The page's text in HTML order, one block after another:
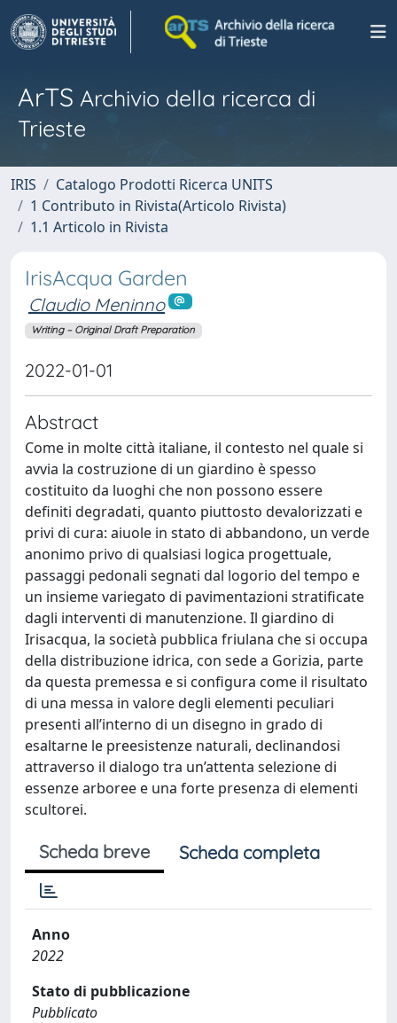
ArTS Archivio della ricerca di
Trieste
IRIS
Catalogo Prodotti Ricerca UNITS
1 Contributo in Rivista(Articolo Rivista)
1.1 Articolo in Rivista
IrisAcqua Garden
Claudio Meninno
Writing – Original Draft Preparation
2022-01-01
Abstract
Come in molte città italiane, il contesto nel quale si
avvia la costruzione di un giardino è spesso
costituito da luoghi che non possono essere
definiti degradati, quanto piuttosto devalorizzati e
privi di cura: aiuole in stato di abbandono, un verde
anonimo privo di qualsiasi logica progettuale,
passaggi pedonali segnati dal logorio del tempo e
un insieme variegato di pavimentazioni stratificate
dagli interventi di manutenzione. Il giardino di
Irisacqua, la società pubblica friulana che si occupa
della distribuzione idrica, con sede a Gorizia, parte
da questa premessa e si configura come il risultato
di una messa in valore degli elementi peculiari
presenti all’interno di un disegno in grado di
esaltarne le preesistenze naturali, declinandosi
attraverso il dialogo tra un’attenta selezione di
essenze arboree e una forte presenza di elementi
scultorei.
Scheda breve Scheda completa
Anno
2022
Stato di pubblicazione
Pubblicato